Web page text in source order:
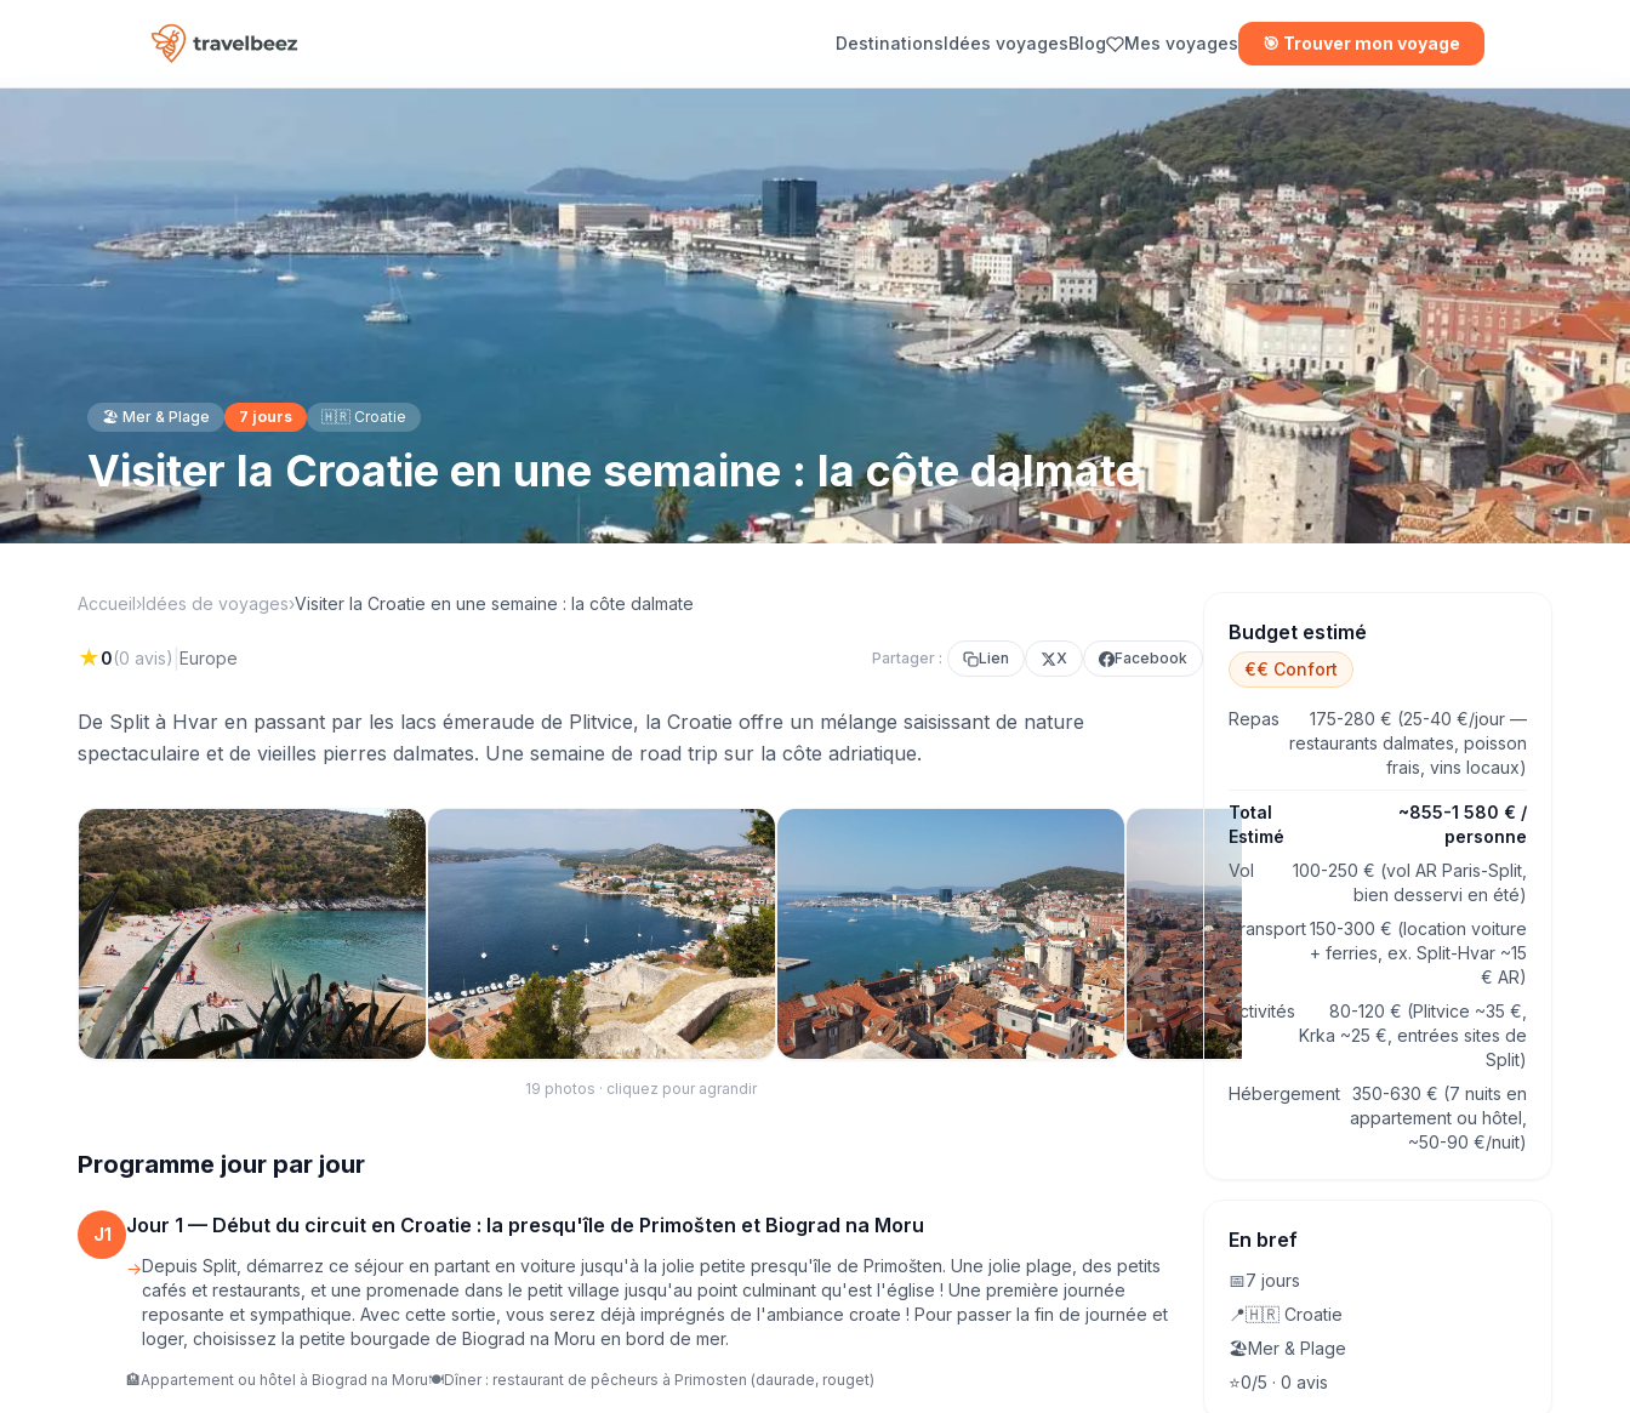
DestinationsIdées voyagesBlog Mes voyages 🎯 Trouver mon voyage
🏖️ Mer & Plage 7 jours 🇭🇷 Croatie
Visiter la Croatie en une semaine : la côte dalmate
Accueil›Idées de voyages›Visiter la Croatie en une semaine : la côte dalmate
★0(0 avis) Europe Partager : Lien X Facebook
De Split à Hvar en passant par les lacs émeraude de Plitvice, la Croatie offre un mélange saisissant de nature
spectaculaire et de vieilles pierres dalmates. Une semaine de road trip sur la côte adriatique.
19 photos · cliquez pour agrandir
Programme jour par jour
J1 Jour 1 — Début du circuit en Croatie : la presqu'île de Primošten et Biograd na Moru
→Depuis Split, démarrez ce séjour en partant en voiture jusqu'à la jolie petite presqu'île de Primošten. Une jolie plage, des petits
cafés et restaurants, et une promenade dans le petit village jusqu'au point culminant qu'est l'église ! Une première journée
reposante et sympathique. Avec cette sortie, vous serez déjà imprégnés de l'ambiance croate ! Pour passer la fin de journée et
loger, choisissez la petite bourgade de Biograd na Moru en bord de mer.
🏨Appartement ou hôtel à Biograd na Moru🍽️Dîner : restaurant de pêcheurs à Primosten (daurade, rouget)
Budget estimé
€€ Confort
Repas
175-280 € (25-40 €/jour —
restaurants dalmates, poisson
frais, vins locaux)
Total
Estimé
~855-1 580 € /
personne
Vol
100-250 € (vol AR Paris-Split,
bien desservi en été)
Transport150-300 € (location voiture
+ ferries, ex. Split-Hvar ~15
€ AR)
Activités
80-120 € (Plitvice ~35 €,
Krka ~25 €, entrées sites de
Split)
Hébergement 350-630 € (7 nuits en
appartement ou hôtel,
~50-90 €/nuit)
En bref
📅7 jours
📍🇭🇷 Croatie
🏖️Mer & Plage
⭐0/5 · 0 avis